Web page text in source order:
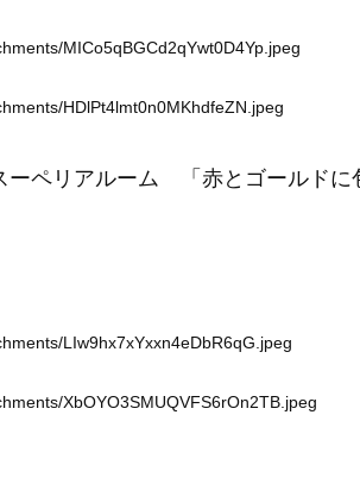
MICo5qBGCd2qYwt0D4Yp.jpeg
HDlPt4lmt0n0MKhdfeZN.jpeg
ーペリアルーム 「赤とゴールドに
LIw9hx7xYxxn4eDbR6qG.jpeg
XbOYO3SMUQVFS6rOn2TB.jpeg